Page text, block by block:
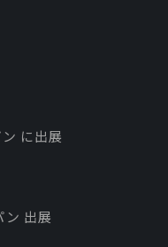
に出展
ン 出展